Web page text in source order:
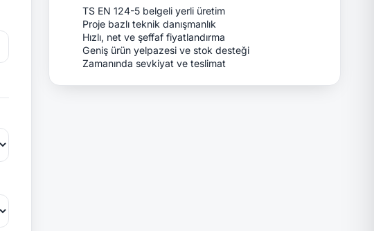
TS EN 124-5 belgeli yerli üretim
Proje bazlı teknik danışmanlık
Hızlı, net ve şeffaf fiyatlandırma
Geniş ürün yelpazesi ve stok desteği
Zamanında sevkiyat ve teslimat